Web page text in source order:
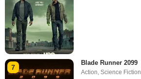
7
Blade Runner 2099
Action,Science Fiction